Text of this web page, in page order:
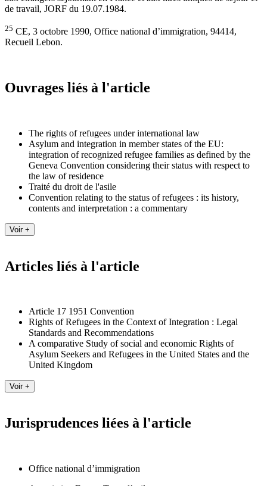
de travail, JORF du 19.07.1984.
25 CE, 3 octobre 1990, Office national d’immigration, 94414,
Recueil Lebon.
Ouvrages liés à l'article
The rights of refugees under international law
Asylum and integration in member states of the EU:
integration of recognized refugee families as defined by the
Geneva Convention considering their status with respect to
the law of residence
Traité du droit de l'asile
Convention relating to the status of refugees : its history,
contents and interpretation : a commentary
Articles liés à l'article
Article 17 1951 Convention
Rights of Refugees in the Context of Integration : Legal
Standards and Recommendations
A comparative Study of social and economic Rights of
Asylum Seekers and Refugees in the United States and the
United Kingdom
Jurisprudences liées à l'article
Office national d’immigration